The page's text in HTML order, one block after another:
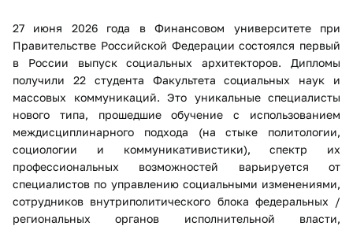
27 июня 2026 года в Финансовом университете при
Правительстве Российской Федерации состоялся первый
в России выпуск социальных архитекторов. Дипломы
получили 22 студента Факультета социальных наук и
массовых коммуникаций. Это уникальные специалисты
нового типа, прошедшие обучение с использованием
междисциплинарного подхода (на стыке политологии,
социологии и коммуникативистики), спектр их
профессиональных возможностей варьируется от
специалистов по управлению социальными изменениями,
сотрудников внутриполитического блока федеральных /
региональных органов исполнительной власти,